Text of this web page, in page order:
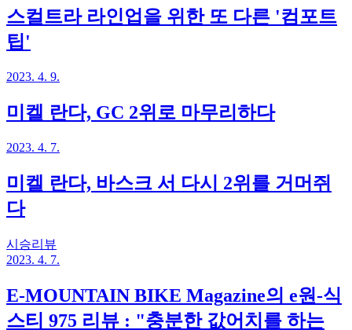
스컬트라 라인업을 위한 또 다른 '컴포트
팁'
2023. 4. 9.
미켈 란다, GC 2위로 마무리하다
2023. 4. 7.
미켈 란다, 바스크 서 다시 2위를 거머쥐
다
시승리뷰
2023. 4. 7.
E-MOUNTAIN BIKE Magazine의 e원-식
스티 975 리뷰 : "충분한 값어치를 하는